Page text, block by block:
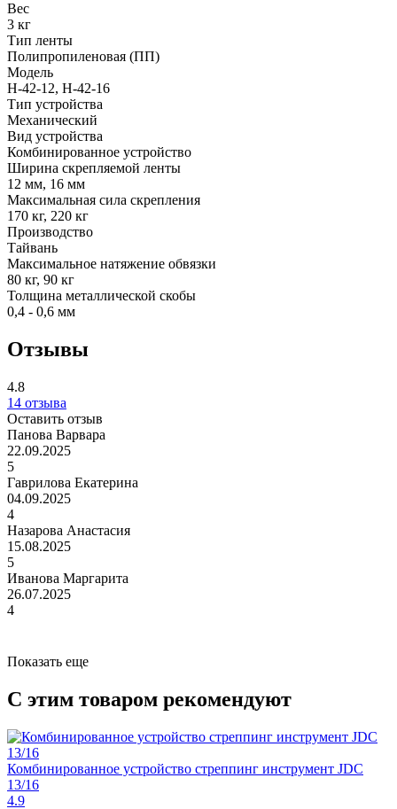
Вес
3 кг
Тип ленты
Полипропиленовая (ПП)
Модель
H-42-12, H-42-16
Тип устройства
Механический
Вид устройства
Комбинированное устройство
Ширина скрепляемой ленты
12 мм, 16 мм
Максимальная сила скрепления
170 кг, 220 кг
Производство
Тайвань
Максимальное натяжение обвязки
80 кг, 90 кг
Толщина металлической скобы
0,4 - 0,6 мм
Отзывы
4.8
14 отзыва
Оставить отзыв
Панова Варвара
22.09.2025
5
Гаврилова Екатерина
04.09.2025
4
Назарова Анастасия
15.08.2025
5
Иванова Маргарита
26.07.2025
4
Показать еще
С этим товаром рекомендуют
Комбинированное устройство стреппинг инструмент JDC
13/16
4.9